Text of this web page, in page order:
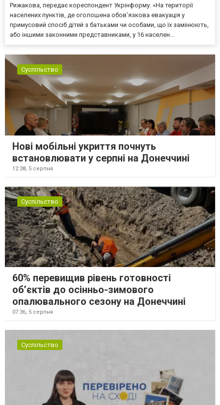
Рижакова, передає кореспондент Укрінформу. «На території
населених пунктів, де оголошена обов’язкова евакуація у
примусовий спосіб дітей з батьками чи особами, що їх замінюють,
або іншими законними представниками, у 16 населен...
Суспільство
Нові мобільні укриття почнуть
встановлювати у серпні на Донеччині
12:38, 5 серпня
Суспільство
60% перевищив рівень готовності
об’єктів до осінньо-зимового
опалювального сезону на Донеччині
07:36, 5 серпня
Суспільство